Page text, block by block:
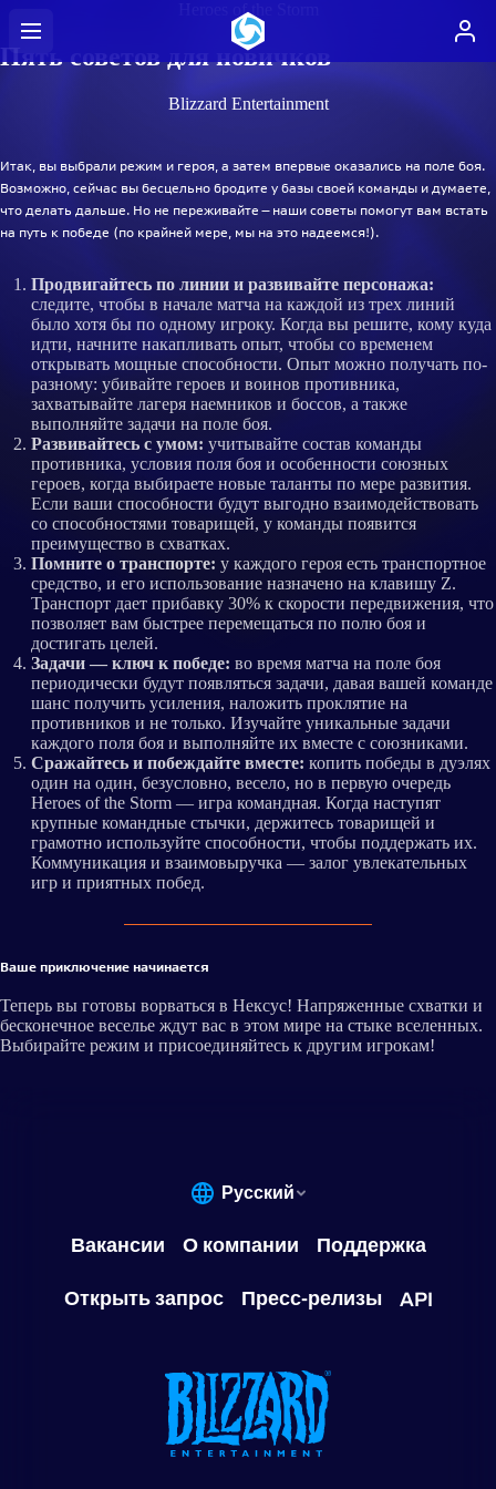
Heroes of the Storm
Пять советов для новичков
Blizzard Entertainment
Итак, вы выбрали режим и героя, а затем впервые оказались на поле боя.
Возможно, сейчас вы бесцельно бродите у базы своей команды и думаете,
что делать дальше. Но не переживайте — наши советы помогут вам встать
на путь к победе (по крайней мере, мы на это надеемся!).
Продвигайтесь по линии и развивайте персонажа:
следите, чтобы в начале матча на каждой из трех линий
было хотя бы по одному игроку. Когда вы решите, кому куда
идти, начните накапливать опыт, чтобы со временем
открывать мощные способности. Опыт можно получать по-
разному: убивайте героев и воинов противника,
захватывайте лагеря наемников и боссов, а также
выполняйте задачи на поле боя.
Развивайтесь с умом: учитывайте состав команды
противника, условия поля боя и особенности союзных
героев, когда выбираете новые таланты по мере развития.
Если ваши способности будут выгодно взаимодействовать
со способностями товарищей, у команды появится
преимущество в схватках.
Помните о транспорте: у каждого героя есть транспортное
средство, и его использование назначено на клавишу Z.
Транспорт дает прибавку 30% к скорости передвижения, что
позволяет вам быстрее перемещаться по полю боя и
достигать целей.
Задачи — ключ к победе: во время матча на поле боя
периодически будут появляться задачи, давая вашей команде
шанс получить усиления, наложить проклятие на
противников и не только. Изучайте уникальные задачи
каждого поля боя и выполняйте их вместе с союзниками.
Сражайтесь и побеждайте вместе: копить победы в дуэлях
один на один, безусловно, весело, но в первую очередь
Heroes of the Storm — игра командная. Когда наступят
крупные командные стычки, держитесь товарищей и
грамотно используйте способности, чтобы поддержать их.
Коммуникация и взаимовыручка — залог увлекательных
игр и приятных побед.
Ваше приключение начинается
Теперь вы готовы ворваться в Нексус! Напряженные схватки и
бесконечное веселье ждут вас в этом мире на стыке вселенных.
Выбирайте режим и присоединяйтесь к другим игрокам!